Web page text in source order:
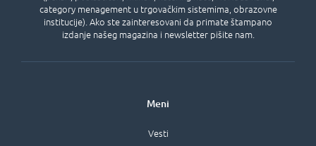
category menagement u trgovačkim sistemima, obrazovne
institucije). Ako ste zainteresovani da primate štampano
izdanje našeg magazina i newsletter pišite nam.
Meni
Vesti